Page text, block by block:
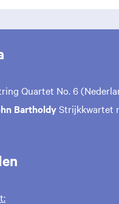
Quartet No. 6
BartholdyStrijkkwartet